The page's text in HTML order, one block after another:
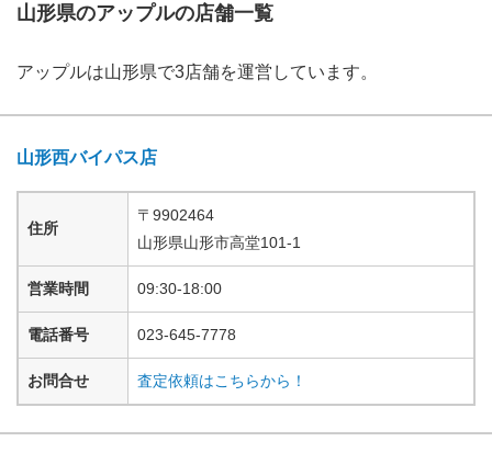
山形県のアップルの店舗一覧
アップルは山形県で3店舗を運営しています。
山形西バイパス店
住所
〒 9902464
山形県山形市高堂101-1
営業時間 09:30-18:00
電話番号 023-645-7778
お問合せ 査定依頼はこちらから！